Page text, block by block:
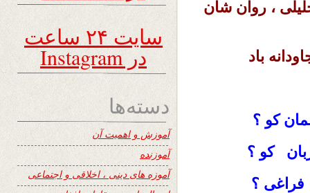
، روان شان
باد
کو ؟
کو ؟
فراغی ؟
سایت ۲۴ ساعت
در Instagram
دسته‌ها
آموزش و اهمیت آن
آموزنده
آموزه های دینی ، اخلاقی و اجتماعی